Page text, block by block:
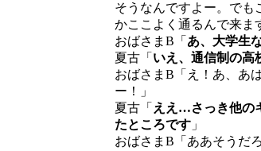
そうなんですよー。でも
かここよく通るんで来ま
おばさまB「 あ、大学生
夏古「 いえ、通信制の高
おばさまB「え！あ、あ
ー！」
夏古「 ええ…さっき他の
たところです 」
おばさまB「ああそうだ